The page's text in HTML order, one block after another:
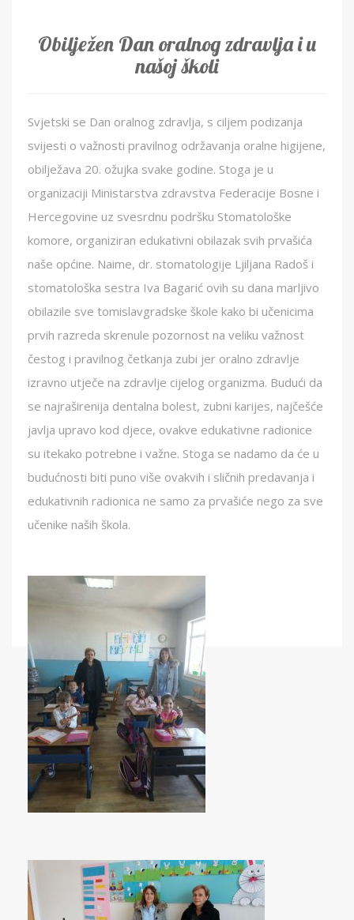
Obilježen Dan oralnog zdravlja i u
našoj školi
Svjetski se Dan oralnog zdravlja, s ciljem podizanja
svijesti o važnosti pravilnog održavanja oralne higijene,
obilježava 20. ožujka svake godine. Stoga je u
organizaciji Ministarstva zdravstva Federacije Bosne i
Hercegovine uz svesrdnu podršku Stomatološke
komore, organiziran edukativni obilazak svih prvašića
naše općine. Naime, dr. stomatologije Ljiljana Radoš i
stomatološka sestra Iva Bagarić ovih su dana marljivo
obilazile sve tomislavgradske škole kako bi učenicima
prvih razreda skrenule pozornost na veliku važnost
čestog i pravilnog četkanja zubi jer oralno zdravlje
izravno utječe na zdravlje cijelog organizma. Budući da
se najraširenija dentalna bolest, zubni karijes, najčešće
javlja upravo kod djece, ovakve edukativne radionice
su itekako potrebne i važne. Stoga se nadamo da će u
budućnosti biti puno više ovakvih i sličnih predavanja i
edukativnih radionica ne samo za prvašiće nego za sve
učenike naših škola.